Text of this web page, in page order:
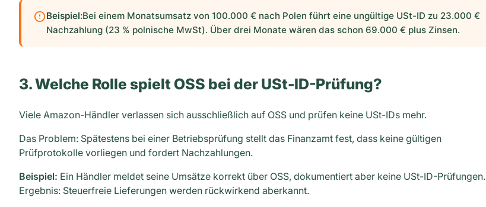
Beispiel:Bei einem Monatsumsatz von 100.000 € nach Polen führt eine ungültige USt-ID zu 23.000 €
Nachzahlung (23 % polnische MwSt). Über drei Monate wären das schon 69.000 € plus Zinsen.
3. Welche Rolle spielt OSS bei der USt-ID-Prüfung?
Viele Amazon-Händler verlassen sich ausschließlich auf OSS und prüfen keine USt-IDs mehr.
Das Problem: Spätestens bei einer Betriebsprüfung stellt das Finanzamt fest, dass keine gültigen
Prüfprotokolle vorliegen und fordert Nachzahlungen.
Beispiel: Ein Händler meldet seine Umsätze korrekt über OSS, dokumentiert aber keine USt-ID-Prüfungen.
Ergebnis: Steuerfreie Lieferungen werden rückwirkend aberkannt.